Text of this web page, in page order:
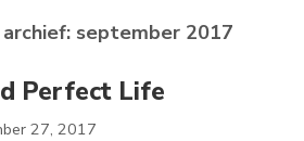
september 2017
Perfect Life
27, 2017